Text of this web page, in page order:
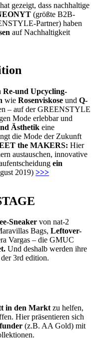
gezeigt, dass nachhaltige
(größte B2B-
Partner) haben
auf Nachhaltigkeit
Re-und Upcycling-
wie Rosenviskose und Q-
– auf der GREENSTYLE
Mode erlebbar und
Ästhetik eine
die Mode der Zukunft
the MAKERS: Hier
austauschen, innovative
ein
2019) >>>
Sneaker von nat-2
Bags, Leftover-
Vargas – die GMUC
Und deshalb werden ihre
der 3rd edition.
in den Markt zu helfen,
Hier präsentieren sich
(z.B. AA Gold) mit